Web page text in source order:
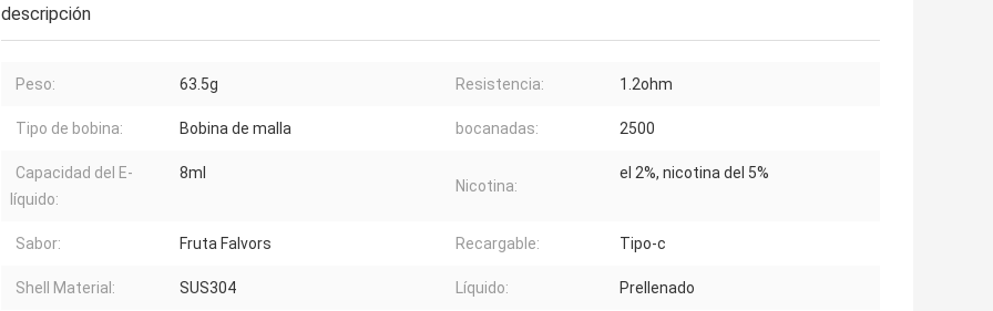
descripción
Peso: 63.5g Resistencia: 1.2ohm
Tipo de bobina: Bobina de malla bocanadas: 2500
Capacidad del E-
líquido:
8ml
Nicotina:
el 2%, nicotina del 5%
Sabor: Fruta Falvors Recargable: Tipo-c
Shell Material: SUS304 Líquido: Prellenado